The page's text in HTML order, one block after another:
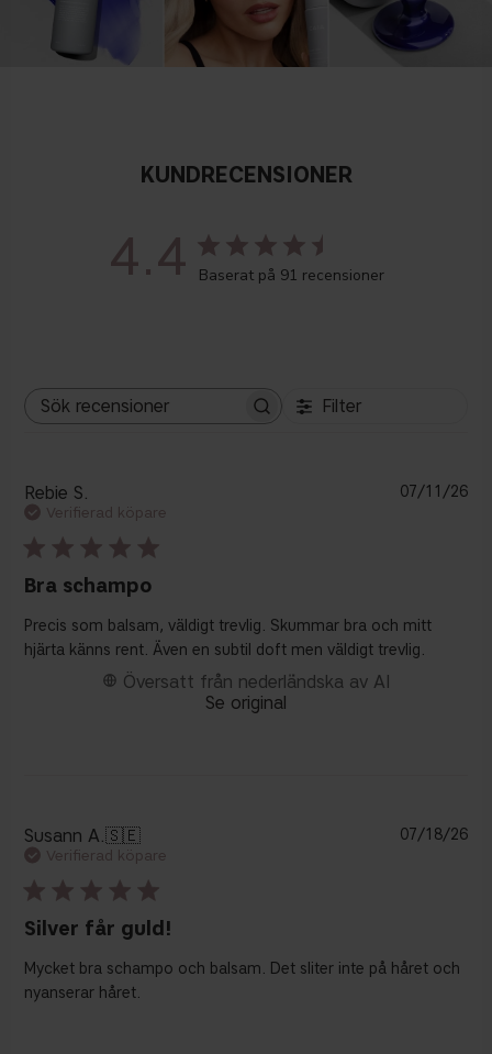
KUNDRECENSIONER
4.4 Baserat på 91 recensioner
Sök
Filter
Rebie S.
Verifierad köpare
Bra schampo
Precis som balsam, väldigt trevlig. Skummar bra och mitt
hjärta känns rent. Även en subtil doft men väldigt trevlig.
Översatt från nederländska av AI
Se original
07/11/26
Susann A.🇸🇪
Verifierad köpare
Silver får guld!
Mycket bra schampo och balsam. Det sliter inte på håret och
nyanserar håret.
07/18/26